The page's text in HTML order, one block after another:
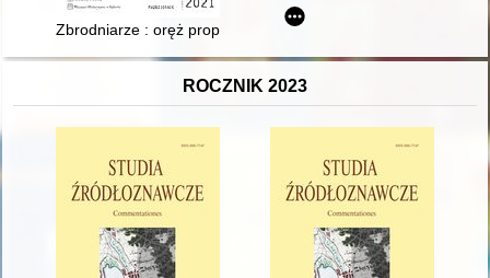
Zbrodniarze : oręż propagandy na znaczkach pocztowych
ROCZNIK 2023